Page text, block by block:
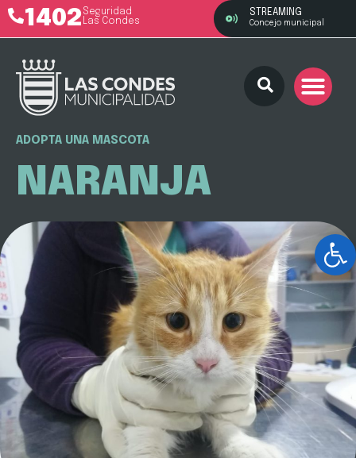
1402 Seguridad
Las Condes
STREAMING
Concejo municipal
ADOPTA UNA MASCOTA
NARANJA